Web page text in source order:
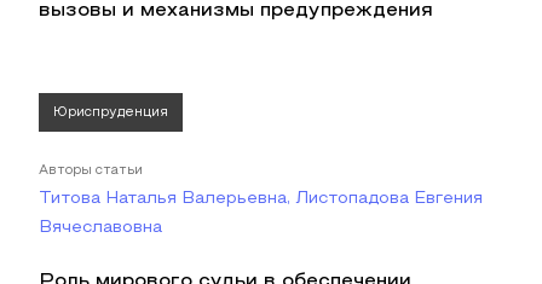
вызовы и механизмы предупреждения
Юриспруденция
Авторы статьи
Титова Наталья Валерьевна, Листопадова Евгения
Вячеславовна